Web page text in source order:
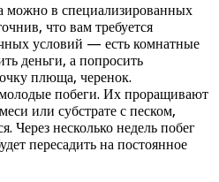
в специализированных
что вам требуется
условий — есть комнатные
деньги, а попросить
плюща, черенок.
побеги. Их проращивают
или субстрате с песком,
Через несколько недель побег
пересадить на постоянное